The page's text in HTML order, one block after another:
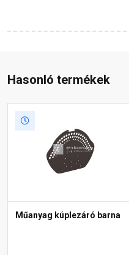
Hasonló termékek
Műanyag kúplezáró barna